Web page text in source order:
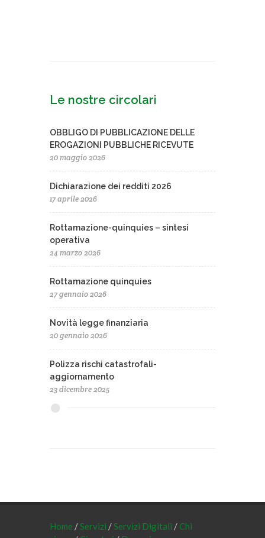
Le nostre circolari
OBBLIGO DI PUBBLICAZIONE DELLE
EROGAZIONI PUBBLICHE RICEVUTE
20 maggio 2026
Dichiarazione dei redditi 2026
17 aprile 2026
Rottamazione-quinquies – sintesi
operativa
24 marzo 2026
Rottamazione quinquies
27 gennaio 2026
Novità legge finanziaria
20 gennaio 2026
Polizza rischi catastrofali-
aggiornamento
23 dicembre 2025
Home /Servizi /Servizi Digitali / Chi